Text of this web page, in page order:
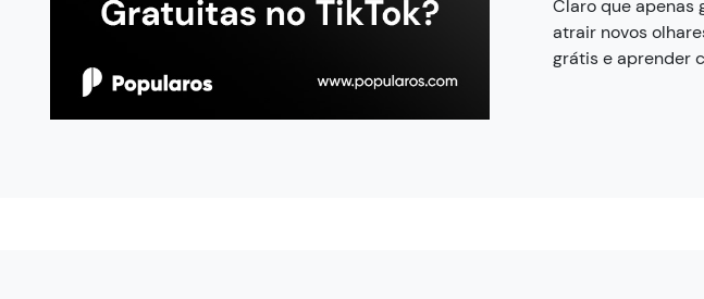
Claro que apenas
atrair novos
grátis e aprender